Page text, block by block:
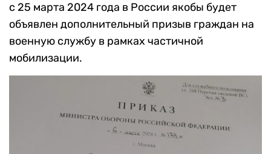
с 25 марта 2024 года в России якобы будет
объявлен дополнительный призыв граждан на
военную службу в рамках частичной
мобилизации.